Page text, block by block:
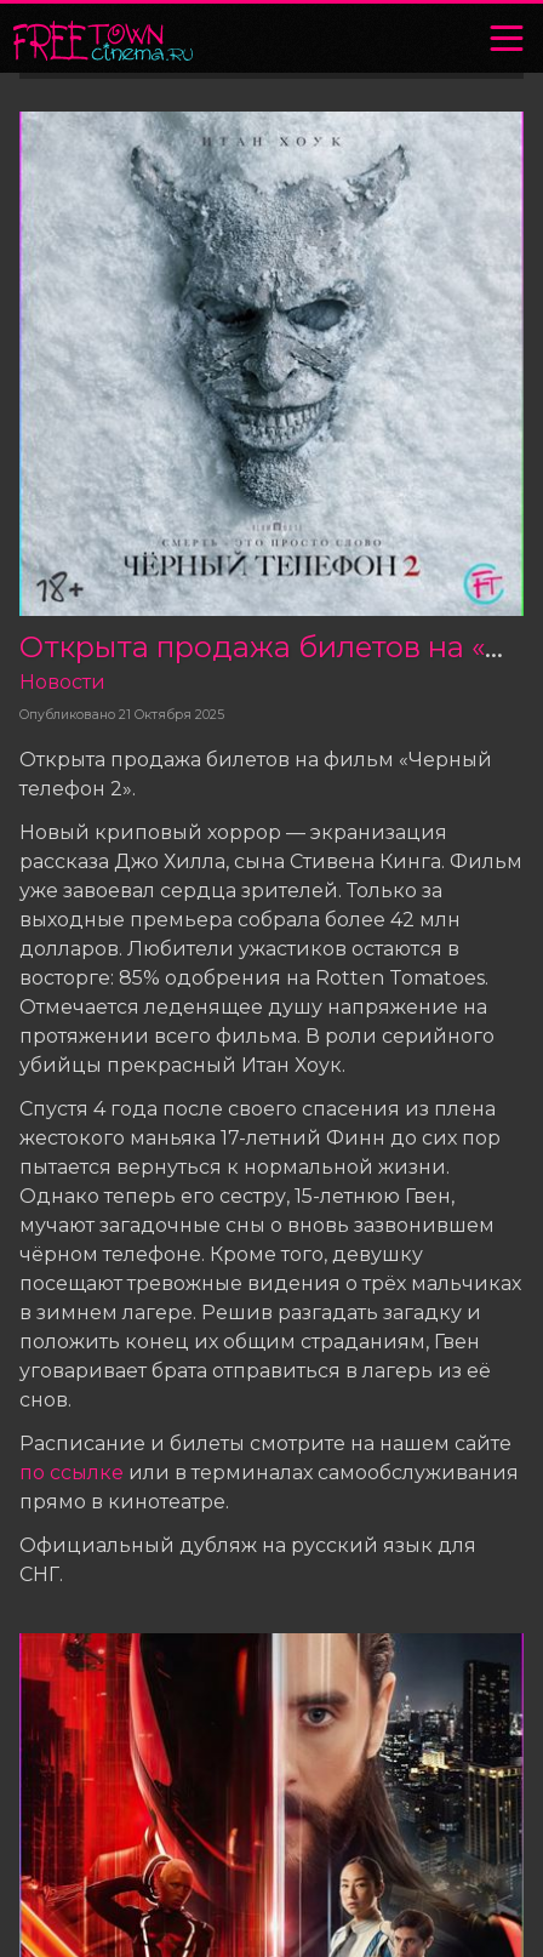
Открыта продажа билетов на «Черный телефон 2»
Опубликовано 21 Октября 2025
Новости
Открыта продажа билетов на фильм «Черный
телефон 2».
Новый криповый хоррор — экранизация
рассказа Джо Хилла, сына Стивена Кинга. Фильм
уже завоевал сердца зрителей. Только за
выходные премьера собрала более 42 млн
долларов. Любители ужастиков остаются в
восторге: 85% одобрения на Rotten Tomatoes.
Отмечается леденящее душу напряжение на
протяжении всего фильма. В роли серийного
убийцы прекрасный Итан Хоук.
Спустя 4 года после своего спасения из плена
жестокого маньяка 17-летний Финн до сих пор
пытается вернуться к нормальной жизни.
Однако теперь его сестру, 15-летнюю Гвен,
мучают загадочные сны о вновь зазвонившем
чёрном телефоне. Кроме того, девушку
посещают тревожные видения о трёх мальчиках
в зимнем лагере. Решив разгадать загадку и
положить конец их общим страданиям, Гвен
уговаривает брата отправиться в лагерь из её
снов.
Расписание и билеты смотрите на нашем сайте
по ссылке или в терминалах самообслуживания
прямо в кинотеатре.
Официальный дубляж на русский язык для
СНГ.